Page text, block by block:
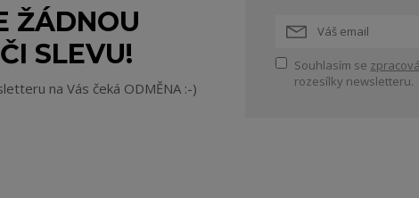
ŽÁDNOU
SLEVU!
na Vás čeká ODMĚNA :-)
Souhlasím se
rozesílky newsletteru.